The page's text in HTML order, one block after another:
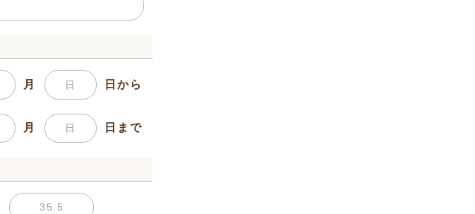
月 日から
月 日まで